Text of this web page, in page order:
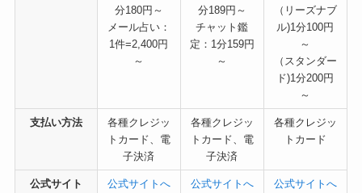
分180円～
メール占い：
1件=2,400円
～
分189円～
チャット鑑
定：1分159円
～
（リーズナブ
ル)1分100円
～
（スタンダー
ド)1分200円
～
支払い方法
各種クレジッ
トカード、電
子決済
各種クレジッ
トカード、電
子決済
各種クレジッ
トカード
公式サイト
公式サイトへ
公式サイトへ
公式サイトへ